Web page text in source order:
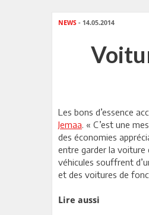
NEWS - 14.05.2014
Les bons d’essence
Jemaa. « C’est une
des économies
entre garder la voiture
véhicules souffrent
et des voitures de
Lire aussi